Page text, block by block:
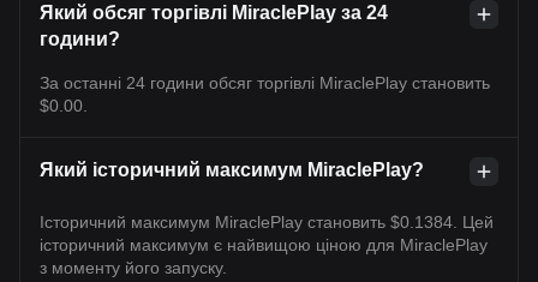
Який обсяг торгівлі MiraclePlay за 24
години?
За останні 24 години обсяг торгівлі MiraclePlay становить
$0.00.
Який історичний максимум MiraclePlay?
Історичний максимум MiraclePlay становить $0.1384. Цей
історичний максимум є найвищою ціною для MiraclePlay
з моменту його запуску.